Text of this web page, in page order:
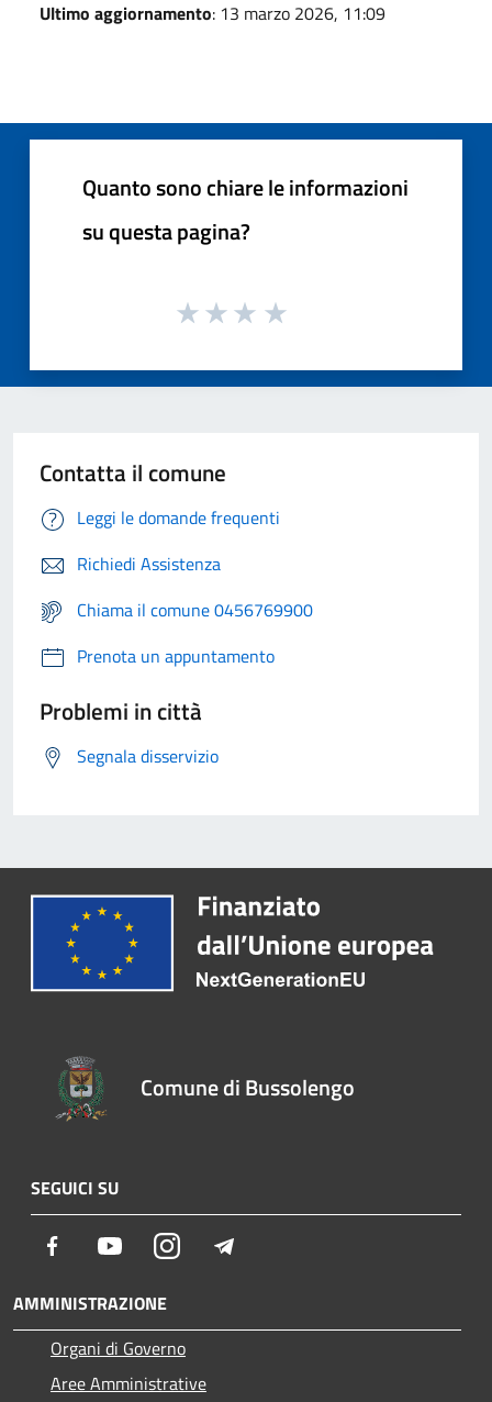
Ultimo aggiornamento: 13 marzo 2026, 11:09
Quanto sono chiare le informazioni
su questa pagina?
Contatta il comune
Leggi le domande frequenti
Richiedi Assistenza
Chiama il comune 0456769900
Prenota un appuntamento
Problemi in città
Segnala disservizio
Comune di Bussolengo
SEGUICI SU
Facebook YoutubeInstagram
AMMINISTRAZIONE
Organi di Governo
Aree Amministrative